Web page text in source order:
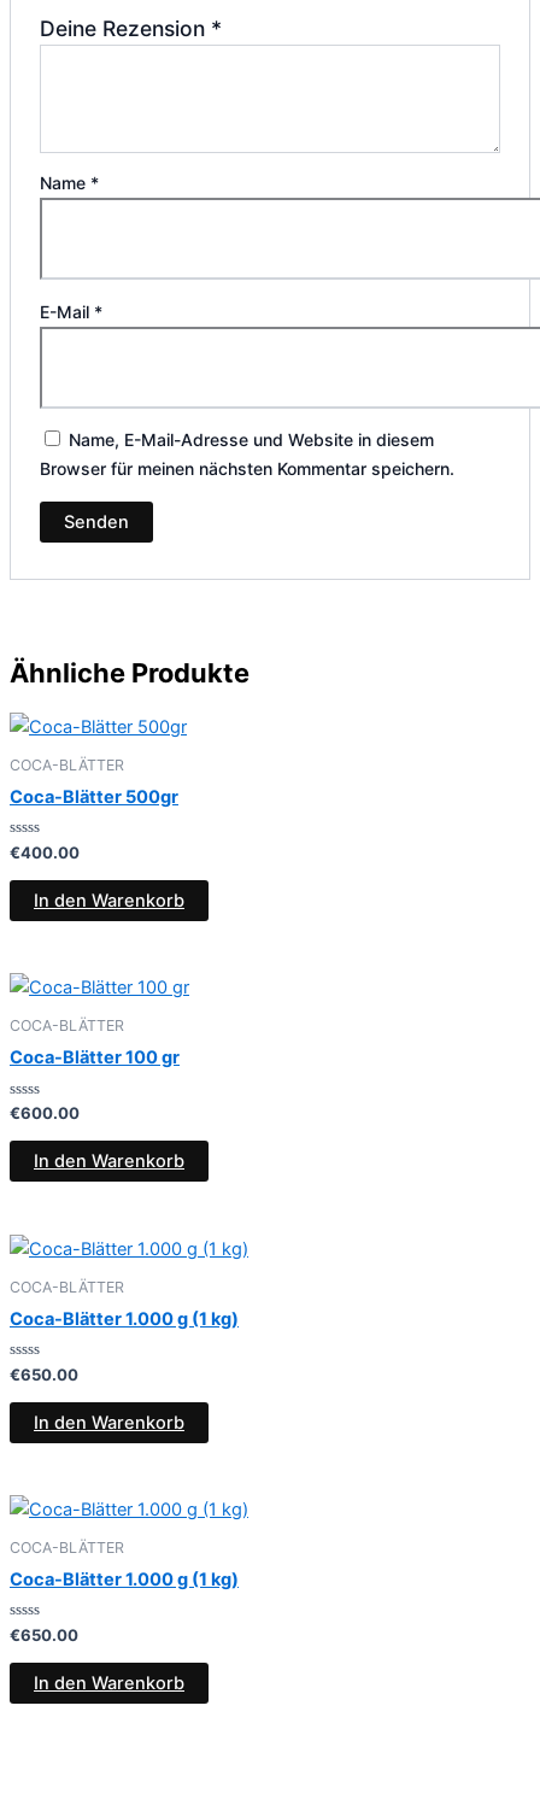
Deine Rezension *
Name *
E-Mail *
Name, E-Mail-Adresse und Website in diesem
Browser für meinen nächsten Kommentar speichern.
Ähnliche Produkte
COCA-BLÄTTER
Coca-Blätter 500gr
Bewertet
mit
0
€400.00
In den Warenkorb
COCA-BLÄTTER
Coca-Blätter 100 gr
Bewertet
0
€600.00
In den Warenkorb
COCA-BLÄTTER
Coca-Blätter 1.000 g (1 kg)
Bewertet
mit
0
€650.00
In den Warenkorb
COCA-BLÄTTER
Coca-Blätter 1.000 g (1 kg)
Bewertet
0
€650.00
In den Warenkorb